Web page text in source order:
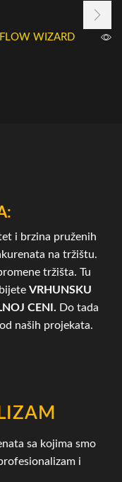
WIZARD
i brzina pruženih
na tržištu.
tržišta. Tu
VRHUNSKU
CENI. Do tada
naših projekata.
sa kojima smo
i